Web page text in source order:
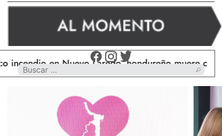
en Nuevo Laredo, hondureño muere calcinado